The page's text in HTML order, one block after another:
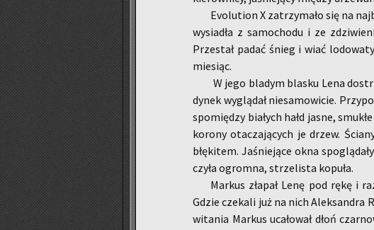
Evo­lu­tion X za­trzy­ma­ło się na
wy­sia­dła z sa­mo­cho­du i ze
Prze­stał padać śnieg i wiać
mie­siąc.
W jego bla­dym bla­sku Lena
dy­nek wy­glą­dał nie­sa­mo­wi­cie.
spo­mię­dzy bia­łych hałd jasne,
ko­ro­ny ota­cza­ją­cych je drzew.
błę­ki­tem. Ja­śnie­ją­ce okna
czy­ła ogrom­na, strze­li­sta ko­pu­ła.
Mar­kus zła­pał Lenę pod rękę i
Gdzie cze­ka­li już na nich Alek­san­dra
wi­ta­nia Mar­kus uca­ło­wał dłoń